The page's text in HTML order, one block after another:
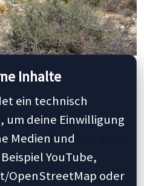
Herumstreunen
Ungefähr eine Meile
Inhalte
ein technisch
um deine Einwilligung
Medien und
YouTube,
OpenStreetMap oder